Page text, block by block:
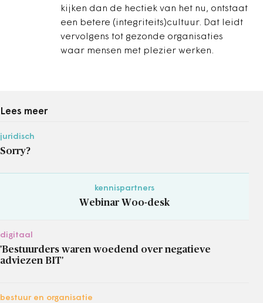
kijken dan de hectiek van het nu, ontstaat
een betere (integriteits)cultuur. Dat leidt
vervolgens tot gezonde organisaties
waar mensen met plezier werken.
Lees meer
juridisch
Sorry?
kennispartners
Webinar Woo-desk
digitaal
'Bestuurders waren woedend over negatieve
adviezen BIT'
bestuur en organisatie